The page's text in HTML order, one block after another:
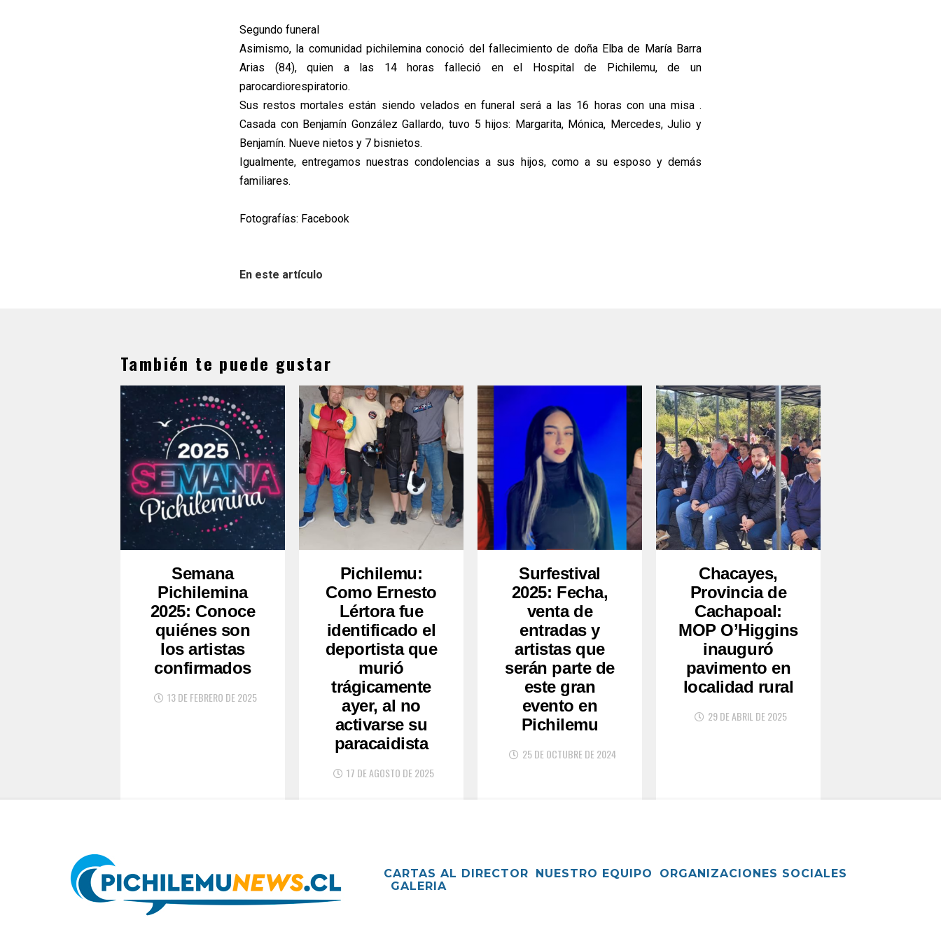
Segundo funeral
Asimismo, la comunidad pichilemina conoció del fallecimiento de doña Elba de María Barra
Arias (84), quien a las 14 horas falleció en el Hospital de Pichilemu, de un
parocardiorespiratorio.
Sus restos mortales están siendo velados en funeral será a las 16 horas con una misa .
Casada con Benjamín González Gallardo, tuvo 5 hijos: Margarita, Mónica, Mercedes, Julio y
Benjamín. Nueve nietos y 7 bisnietos.
Igualmente, entregamos nuestras condolencias a sus hijos, como a su esposo y demás
familiares.
Fotografías: Facebook
En este artículo
También te puede gustar
Semana
Pichilemina
2025: Conoce
quiénes son
los artistas
confirmados
13 DE FEBRERO DE 2025
Pichilemu:
Como Ernesto
Lértora fue
identificado el
deportista que
murió
trágicamente
ayer, al no
activarse su
paracaidista
17 DE AGOSTO DE 2025
Surfestival
2025: Fecha,
venta de
entradas y
artistas que
serán parte de
este gran
evento en
Pichilemu
25 DE OCTUBRE DE 2024
Chacayes,
Provincia de
Cachapoal:
MOP O’Higgins
inauguró
pavimento en
localidad rural
29 DE ABRIL DE 2025
CARTAS AL DIRECTOR NUESTRO EQUIPO
ORGANIZACIONES SOCIALES
GALERIA